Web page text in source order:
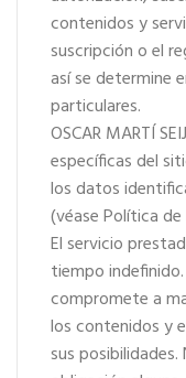
contenidos y
suscripción o el
así se determine
particulares.
OSCAR MARTÍ
específicas del
los datos
(véase Política
El servicio
tiempo indefinido.
compromete a
los contenidos y
sus